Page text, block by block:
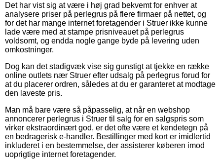
Det har vist sig at være i høj grad bekvemt for enhver at
analysere priser på perlegrus på flere firmaer på nettet, og
for det har mange internet foretagender i Struer ikke kunne
lade være med at stampe prisniveauet på perlegrus
voldsomt, og endda nogle gange byde på levering uden
omkostninger.
Dog kan det stadigvæk vise sig gunstigt at tjekke en række
online outlets nær Struer efter udsalg på perlegrus forud for
at du placerer ordren, således at du er garanteret at modtage
den laveste pris.
Man må bare være så påpasselig, at når en webshop
annoncerer perlegrus i Struer til salg for en salgspris som
virker ekstraordinært god, er det ofte være et kendetegn på
en bedragerisk e-handler. Bestillinger med kort er imidlertid
inkluderet i en bestemmelse, der assisterer køberen imod
uoprigtige internet foretagender.